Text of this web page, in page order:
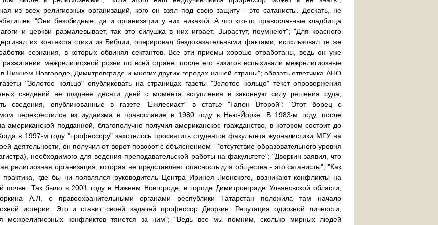
из всех религиозных организаций, кого он взял под свою защиту - это сатанисты. Дескать, не
"Они безобидные, да и организации у них никакой. А что кто-то православные кладбища
и церкви размалевывает, так это силушка в них играет. Вырастут, поумнеют"; "Для красного
из контекста стихи из Библии, оперировал бездоказательными фактами, использовал те же
сознания, в которых обвинял сектантов. Все эти приемы хорошо отработаны, ведь он уже
разжигании межрелигиозной розни по всей стране: после его визитов вспыхивали межрелигиозные
Нижнем Новгороде, Димитровграде и многих других городах нашей страны"; обязать ответчика АНО
"Золотое кольцо" опубликовать на страницах газеты "Золотое кольцо" текст опровержения
сведений не позднее десяти дней с момента вступления в законную силу решения суда;
сведения, опубликованные в газете "Екклесиаст" в статье "Гапон Второй": "Этот борец с
перекрестился из иудаизма в православие в 1980 году в Нью-Йорке. В 1983-м году, после
американской подданной, благополучно получил американское гражданство, в котором состоит до
в 1997-м году "профессору" захотелось просвятить студентов факультета журналистики МГУ на
деятельности, он получил от ворот-поворот с объяснением - "отсутствие образовательного уровня
необходимого для ведения преподавательской работы на факультете"; "Дворкин заявил, что
религиозная организация, которая не представляет опасность для общества - это сатанисты"; "Как
практика, где бы ни появлялся руководитель Центра Иринея Лионского, возникают конфликты на
почве. Так было в 2001 году в Нижнем Новгороде, в городе Димитровграде Ульяновской области;
А.Л. с правоохранительными органами республики Татарстан положила там начало
истерии. Это и ставит своей задачей профессор Дворкин. Репутация одиозной личности,
межрелигиозных конфликтов тянется за ним"; "Ведь все мы помним, сколько мирных людей